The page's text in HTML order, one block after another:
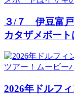
３/７ 伊豆富戸
カタザメボー
2026年ドルフ